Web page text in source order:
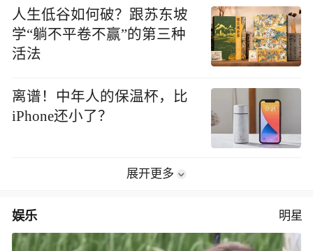
人生低谷如何破？跟苏东坡
学“躺不平卷不赢”的第三种
活法
离谱！中年人的保温杯，比
iPhone还小了？
展开更多
娱乐 明星